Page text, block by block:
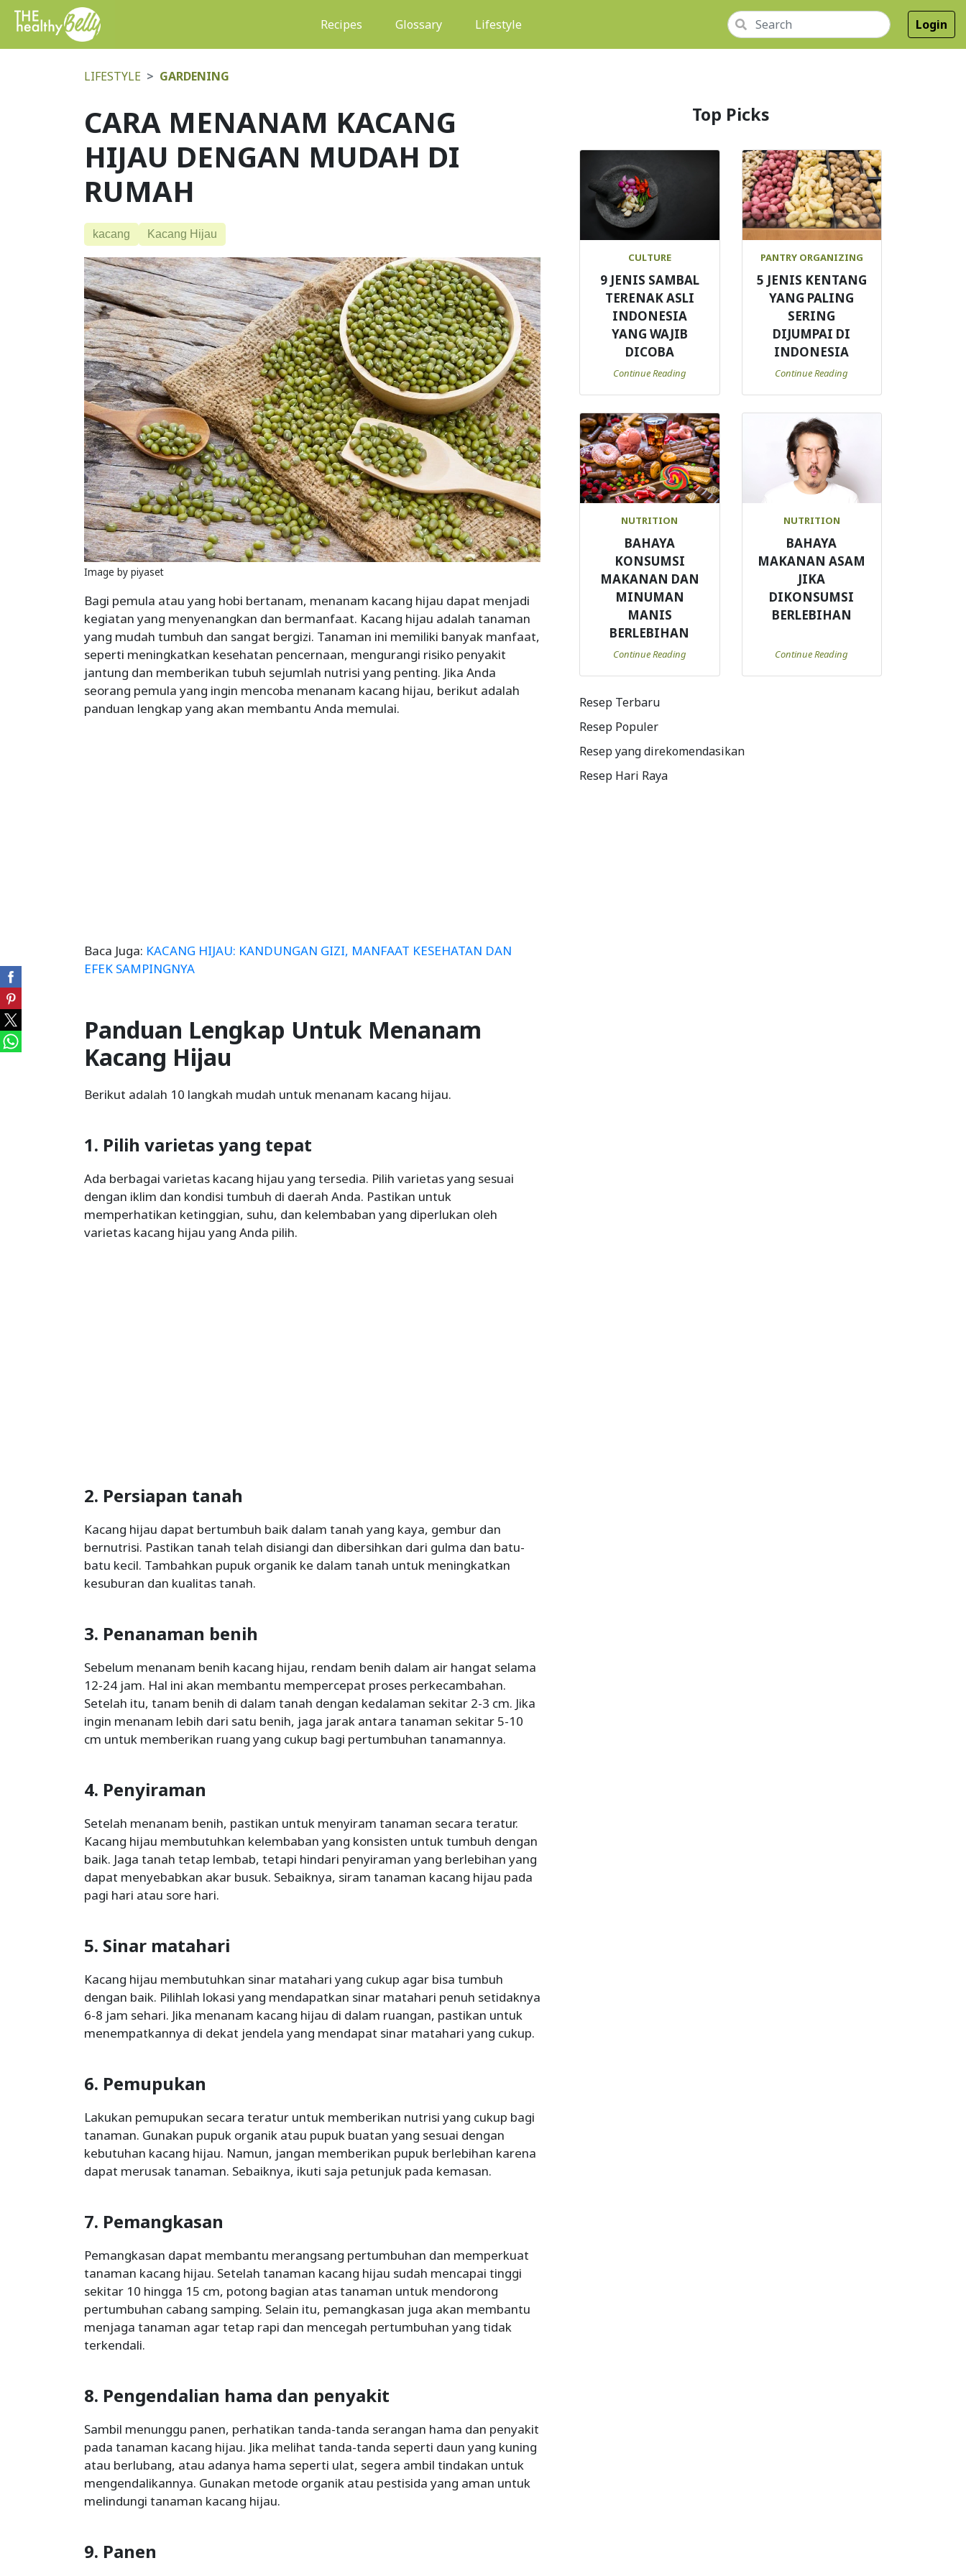
Recipes (current)Glossary Lifestyle Login
LIFESTYLE GARDENING
CARA MENANAM KACANG
HIJAU DENGAN MUDAH DI
RUMAH
kacang Kacang Hijau
Image by piyaset
Bagi pemula atau yang hobi bertanam, menanam kacang hijau dapat menjadi
kegiatan yang menyenangkan dan bermanfaat. Kacang hijau adalah tanaman
yang mudah tumbuh dan sangat bergizi. Tanaman ini memiliki banyak manfaat,
seperti meningkatkan kesehatan pencernaan, mengurangi risiko penyakit
jantung dan memberikan tubuh sejumlah nutrisi yang penting. Jika Anda
seorang pemula yang ingin mencoba menanam kacang hijau, berikut adalah
panduan lengkap yang akan membantu Anda memulai.
Baca Juga: KACANG HIJAU: KANDUNGAN GIZI, MANFAAT KESEHATAN DAN
EFEK SAMPINGNYA
Panduan Lengkap Untuk Menanam
Kacang Hijau
Berikut adalah 10 langkah mudah untuk menanam kacang hijau.
1. Pilih varietas yang tepat
Ada berbagai varietas kacang hijau yang tersedia. Pilih varietas yang sesuai
dengan iklim dan kondisi tumbuh di daerah Anda. Pastikan untuk
memperhatikan ketinggian, suhu, dan kelembaban yang diperlukan oleh
varietas kacang hijau yang Anda pilih.
2. Persiapan tanah
Kacang hijau dapat bertumbuh baik dalam tanah yang kaya, gembur dan
bernutrisi. Pastikan tanah telah disiangi dan dibersihkan dari gulma dan batu-
batu kecil. Tambahkan pupuk organik ke dalam tanah untuk meningkatkan
kesuburan dan kualitas tanah.
3. Penanaman benih
Sebelum menanam benih kacang hijau, rendam benih dalam air hangat selama
12-24 jam. Hal ini akan membantu mempercepat proses perkecambahan.
Setelah itu, tanam benih di dalam tanah dengan kedalaman sekitar 2-3 cm. Jika
ingin menanam lebih dari satu benih, jaga jarak antara tanaman sekitar 5-10
cm untuk memberikan ruang yang cukup bagi pertumbuhan tanamannya.
4. Penyiraman
Setelah menanam benih, pastikan untuk menyiram tanaman secara teratur.
Kacang hijau membutuhkan kelembaban yang konsisten untuk tumbuh dengan
baik. Jaga tanah tetap lembab, tetapi hindari penyiraman yang berlebihan yang
dapat menyebabkan akar busuk. Sebaiknya, siram tanaman kacang hijau pada
pagi hari atau sore hari.
5. Sinar matahari
Kacang hijau membutuhkan sinar matahari yang cukup agar bisa tumbuh
dengan baik. Pilihlah lokasi yang mendapatkan sinar matahari penuh setidaknya
6-8 jam sehari. Jika menanam kacang hijau di dalam ruangan, pastikan untuk
menempatkannya di dekat jendela yang mendapat sinar matahari yang cukup.
6. Pemupukan
Lakukan pemupukan secara teratur untuk memberikan nutrisi yang cukup bagi
tanaman. Gunakan pupuk organik atau pupuk buatan yang sesuai dengan
kebutuhan kacang hijau. Namun, jangan memberikan pupuk berlebihan karena
dapat merusak tanaman. Sebaiknya, ikuti saja petunjuk pada kemasan.
7. Pemangkasan
Pemangkasan dapat membantu merangsang pertumbuhan dan memperkuat
tanaman kacang hijau. Setelah tanaman kacang hijau sudah mencapai tinggi
sekitar 10 hingga 15 cm, potong bagian atas tanaman untuk mendorong
pertumbuhan cabang samping. Selain itu, pemangkasan juga akan membantu
menjaga tanaman agar tetap rapi dan mencegah pertumbuhan yang tidak
terkendali.
8. Pengendalian hama dan penyakit
Sambil menunggu panen, perhatikan tanda-tanda serangan hama dan penyakit
pada tanaman kacang hijau. Jika melihat tanda-tanda seperti daun yang kuning
atau berlubang, atau adanya hama seperti ulat, segera ambil tindakan untuk
mengendalikannya. Gunakan metode organik atau pestisida yang aman untuk
melindungi tanaman kacang hijau.
9. Panen
Top Picks
CULTURE
9 JENIS SAMBAL
TERENAK ASLI
INDONESIA
YANG WAJIB
DICOBA
Continue Reading
PANTRY ORGANIZING
5 JENIS KENTANG
YANG PALING
SERING
DIJUMPAI DI
INDONESIA
Continue Reading
NUTRITION
BAHAYA
KONSUMSI
MAKANAN DAN
MINUMAN
MANIS
BERLEBIHAN
Continue Reading
NUTRITION
BAHAYA
MAKANAN ASAM
JIKA
DIKONSUMSI
BERLEBIHAN
Continue Reading
Resep Terbaru
Resep Populer
Resep yang direkomendasikan
Resep Hari Raya